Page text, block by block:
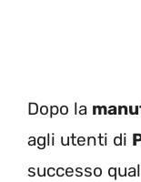
Dopo la
agli utenti di
successo